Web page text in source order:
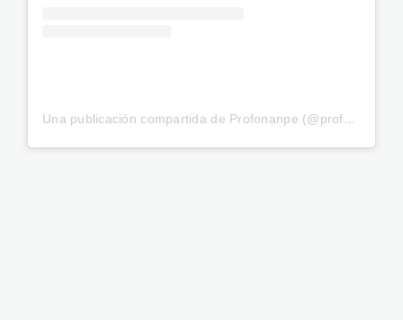
Una publicación compartida de Profonanpe (@profonanpe)